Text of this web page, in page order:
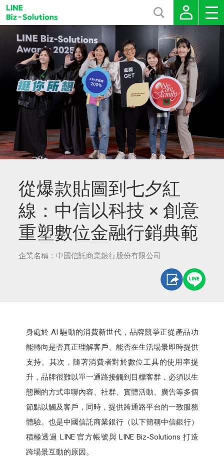
從爆款貼圖到七夕紅
線：中信以科技 × 創意
重塑數位金融行銷典範
企業名稱：中國信託商業銀行股份有限公司
身處於 AI 驅動的消費新世代，品牌競爭正從產品功
能轉向是否真正理解客戶、能否在生活場景即時提供
支持。其次，隨著消費者對於數位工具的使用率提
升，品牌很難以單一通路接觸到目標客群，必須以生
態圈的方式串聯內容、社群、實體活動、廣告等多個
節點以觸及客戶，同時，提供跨通路平台的一致服務
體驗。也是中國信託商業銀行（以下簡稱中信銀行）
積極透過 LINE 官方帳號與 LINE Biz-Solutions 打造
跨場景互動的原因。